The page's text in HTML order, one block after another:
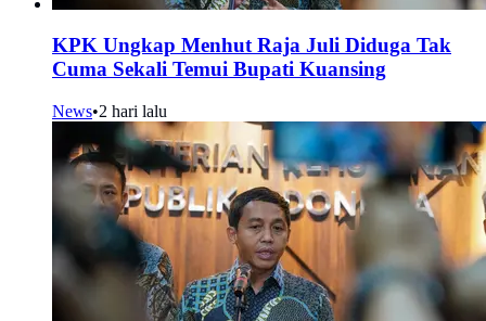
KPK Ungkap Menhut Raja Juli Diduga Tak
Cuma Sekali Temui Bupati Kuansing
News•2 hari lalu